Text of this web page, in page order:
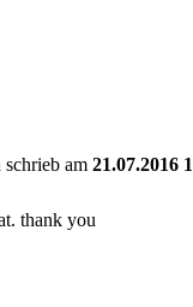
am 21.07.2016
thank you